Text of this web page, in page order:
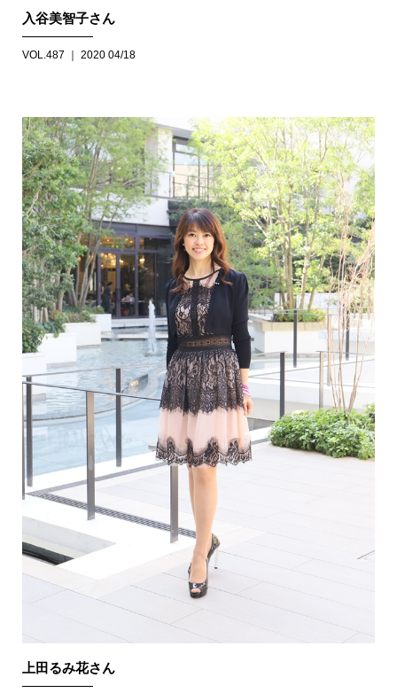
入谷美智子さん
VOL.487 ｜ 2020 04/18
上田るみ花さん